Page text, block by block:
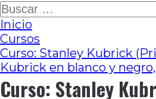
Ir
al
contenido
Buscar:
Inicio
Cursos
Curso: Stanley Kubrick
Kubrick en blanco y
Curso: Stanley